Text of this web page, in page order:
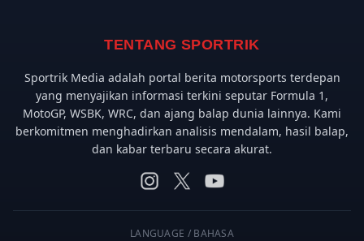
TENTANG SPORTRIK
Sportrik Media adalah portal berita motorsports terdepan
yang menyajikan informasi terkini seputar Formula 1,
MotoGP, WSBK, WRC, dan ajang balap dunia lainnya. Kami
berkomitmen menghadirkan analisis mendalam, hasil balap,
dan kabar terbaru secara akurat.
LANGUAGE / BAHASA